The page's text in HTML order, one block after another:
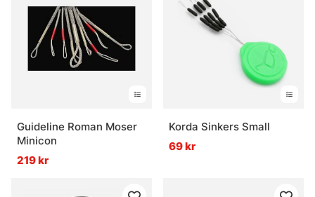
Guideline Roman Moser
Minicon
219 kr
Korda Sinkers Small
69 kr